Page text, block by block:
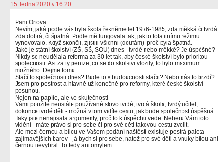
15. ledna 2020 v 16:20
Paní Ortová:
Nevím, jaká podle vás byla škola řekněme let 1976-1985, zda měkká či tvrdá.
Zda dobrá, či špatná. Podle mě fungovala tak, jak to totalitnímu režimu
vyhovovalo. Když skončil, zjistili všichni (doufám), proč byla špatná.
Jaké je státní školství (ZŠ, SŠ, SOU) dnes - tvrdé nebo měkké? Je úspěšné?
Nikdy se neudělala reforma za 30 let tak, aby české školství bylo prioritou
společnosti. Asi za ty peníze, co se do školství vložily, to bylo maximum
možného. Dejme tomu.
Stačí to společnosti dnes? Bude to v budoucnosti stačit? Nebo nás to brzdí?
Jsem pro pestrost a hlavně už konečně pro reformy, které české školství
posunou.
Nejen na papíře, ale ve skutečnosti.
Vámi použité neustále používané slovo tvrdé, tvrdá škola, tvrdý učitel,
dokonce tvrdé děti - možná v tom vidíte cestu, jak bude společnost úspěšná.
Taky jste nenapsala argumenty, proč to k úspěchu vede. Neberu Vám toto
vidění - máte právo si pro sebe či pro své děti takovou cestu zvolit.
Ale mezi černou a bílou ve Vašem podání naštěstí existuje pestrá paleta
zajímavějších barev - já bych si pro sebe, natož pro své děti a vnuky bílou ani
černou nevybral. To tedy ani omylem.